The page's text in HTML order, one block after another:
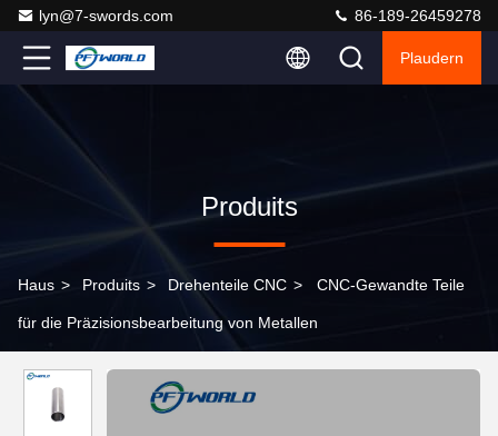
lyn@7-swords.com 86-189-26459278
Plaudern
Produits
Haus > Produits > Drehenteile CNC > CNC-Gewandte Teile
für die Präzisionsbearbeitung von Metallen